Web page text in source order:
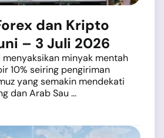
dan Kripto
– 3 Juli 2026
menyaksikan minyak mentah
10% seiring pengiriman
yang semakin mendekati
dan Arab Sau ...